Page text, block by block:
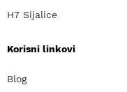
H7 Sijalice
Korisni linkovi
Blog